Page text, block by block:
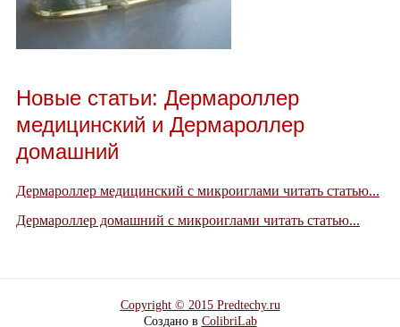
Новые статьи: Дермароллер
медицинский и Дермароллер
домашний
Дермароллер медицинский с микроиглами читать статью...
Дермароллер домашний с микроиглами читать статью...
Copyright © 2015 Predtechy.ru
Создано в ColibriLab